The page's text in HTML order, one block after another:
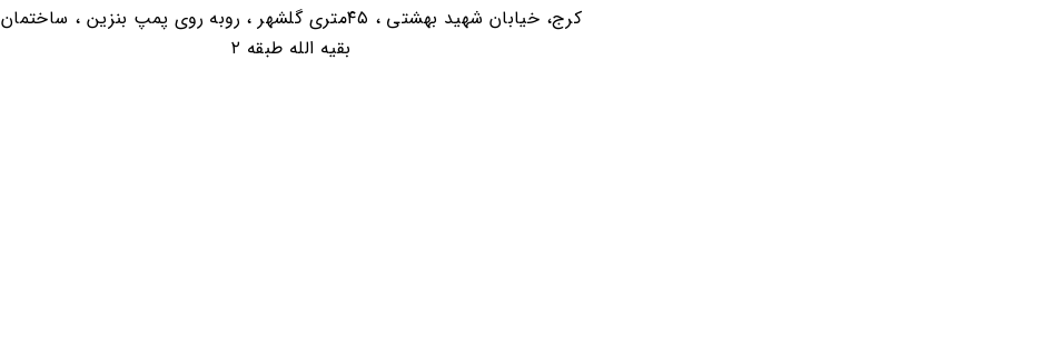
کرج، خیابان شهید بهشتی ، ۴۵متری گلشهر ، روبه روی پمپ بنزین ، ساختمان
بقیه الله طبقه ۲